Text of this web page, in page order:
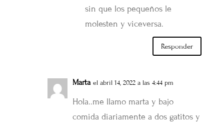
sin que los pequeños le
molesten y viceversa.
Responder
Marta el abril 14, 2022 a las 4:44 pm
Hola..me llamo marta y bajo
comida diariamente a dos gatitos y